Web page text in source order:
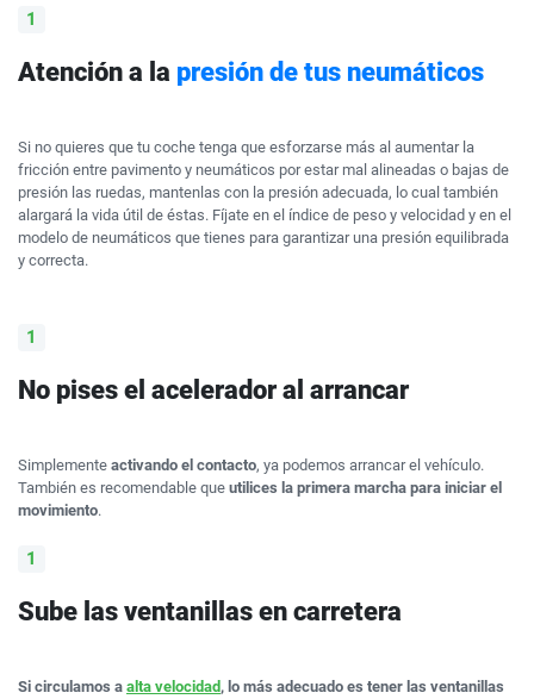
Atención a la presión de tus neumáticos
Si no quieres que tu coche tenga que esforzarse más al aumentar la
fricción entre pavimento y neumáticos por estar mal alineadas o bajas de
presión las ruedas, mantenlas con la presión adecuada, lo cual también
alargará la vida útil de éstas. Fíjate en el índice de peso y velocidad y en el
modelo de neumáticos que tienes para garantizar una presión equilibrada
y correcta.
No pises el acelerador al arrancar
Simplemente activando el contacto, ya podemos arrancar el vehículo.
También es recomendable que utilices la primera marcha para iniciar el
movimiento.
Sube las ventanillas en carretera
Si circulamos a alta velocidad , lo más adecuado es tener las ventanillas